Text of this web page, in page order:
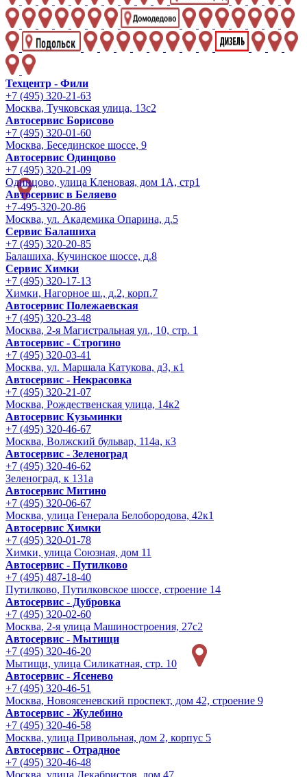
Техцентр - Фили
+7 (495) 320-21-63
Москва, Тучковская улица, 13с2
Автосервис Борисово
+7 (495) 320-01-60
Москва, Бесединское шоссе, 9
Автосервис Одинцово
+7 (495) 320-21-09
Одинцово, улица Кленовая, дом 1А, стр1
Автосервис в Беляево
+7-495-320-20-86
Москва, ул. Академика Опарина, д.5
Сервис Балашиха
+7 (495) 320-20-85
Балашиха, Кучинское шоссе, д.8
Сервис Химки
+7 (495) 320-17-13
Химки, Нагорное ш., д.2, корп.7
Автосервис Полежаевская
+7 (495) 320-23-48
Москва, 2-я Магистральная ул., 10, стр. 1
Автосервис - Строгино
+7 (495) 320-03-41
Москва, ул. Маршала Катукова, д3, к1
Автосервис - Некрасовка
+7 (495) 320-21-07
Москва, Рождественская улица, 14к2
Автосервис Кузьминки
+7 (495) 320-46-67
Москва, Волжский бульвар, 114а, к3
Автосервис - Зеленоград
+7 (495) 320-46-62
Зеленоград, к 131а
Автосервис Митино
+7 (495) 320-06-67
Москва, улица Генерала Белобородова, 42к1
Автосервис Химки
+7 (495) 320-01-78
Химки, улица Союзная, дом 11
Автосервис - Путилково
+7 (495) 487-18-40
Путилково, Путилковское шоссе, строение 14
Автосервис - Дубровка
+7 (495) 320-02-60
Москва, 2-я улица Машиностроения, 27с2
Автосервис - Мытищи
+7 (495) 320-46-20
Мытищи, улица Силикатная, стр. 10
Автосервис - Ясенево
+7 (495) 320-46-51
Москва, Новоясеневский проспект, дом 42, строение 9
Автосервис - Жулебино
+7 (495) 320-46-58
Москва, улица Привольная, дом 2, корпус 5
Автосервис - Отрадное
+7 (495) 320-46-48